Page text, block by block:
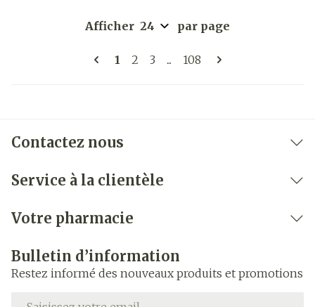
Pages
Vous lisez actuellement la page
1 Page
2 Page
3 ... Page
108
Afficher par page
Contactez nous
Service à la clientèle
Votre pharmacie
Bulletin d’information
Restez informé des nouveaux produits et promotions
Adresse mail